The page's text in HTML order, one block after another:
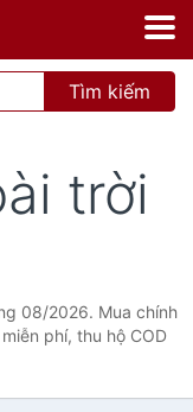
Tìm kiếm
trời
08/2026. Mua chính
phí, thu hộ COD